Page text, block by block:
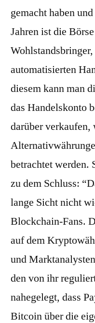
gemacht haben
Jahren ist die
automatisierten
diesem kann man
das Handelskonto
darüber verkaufen,
betrachtet werden.
zu dem Schluss:
lange Sicht nicht
Blockchain-Fans.
auf dem
und
den von ihr
nahegelegt, dass
Bitcoin über die